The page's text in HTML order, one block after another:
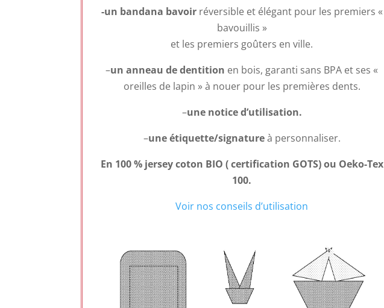
-un bandana bavoir réversible et élégant pour les premiers «
bavouillis »
et les premiers goûters en ville.
–un anneau de dentition en bois, garanti sans BPA et ses «
oreilles de lapin » à nouer pour les premières dents.
–une notice d’utilisation.
–une étiquette/signature à personnaliser.
En 100 % jersey coton BIO ( certification GOTS) ou Oeko-Tex
100.
Voir nos conseils d’utilisation